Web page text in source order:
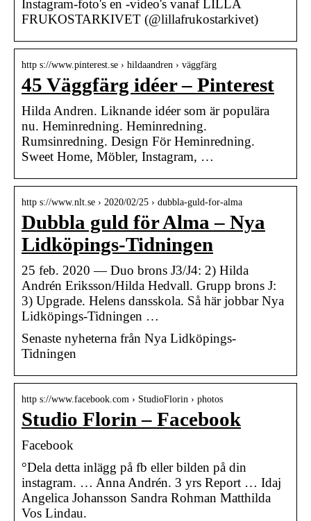
Instagram-foto's en -video's vanaf LILLA
FRUKOSTARKIVET (@lillafrukostarkivet)
http s://www.pinterest.se › hildaandren › väggfärg
45 Väggfärg idéer – Pinterest
Hilda Andren. Liknande idéer som är populära
nu. Heminredning. Heminredning.
Rumsinredning. Design För Heminredning.
Sweet Home, Möbler, Instagram, …
http s://www.nlt.se › 2020/02/25 › dubbla-guld-for-alma
Dubbla guld för Alma – Nya
Lidköpings-Tidningen
25 feb. 2020 — Duo brons J3/J4: 2) Hilda
Andrén Eriksson/Hilda Hedvall. Grupp brons J:
3) Upgrade. Helens dansskola. Så här jobbar Nya
Lidköpings-Tidningen …
Senaste nyheterna från Nya Lidköpings-
Tidningen
http s://www.facebook.com › StudioFlorin › photos
Studio Florin – Facebook
Facebook
°Dela detta inlägg på fb eller bilden på din
instagram. … Anna Andrén. 3 yrs Report … Idaj
Angelica Johansson Sandra Rohman Matthilda
Vos Lindau.